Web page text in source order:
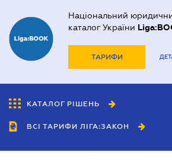
Національний
каталог України
ТАРИФИ
КАТАЛОГ РІШЕНЬ
ВСІ ТАРИФИ ЛІГА:ЗАКОН